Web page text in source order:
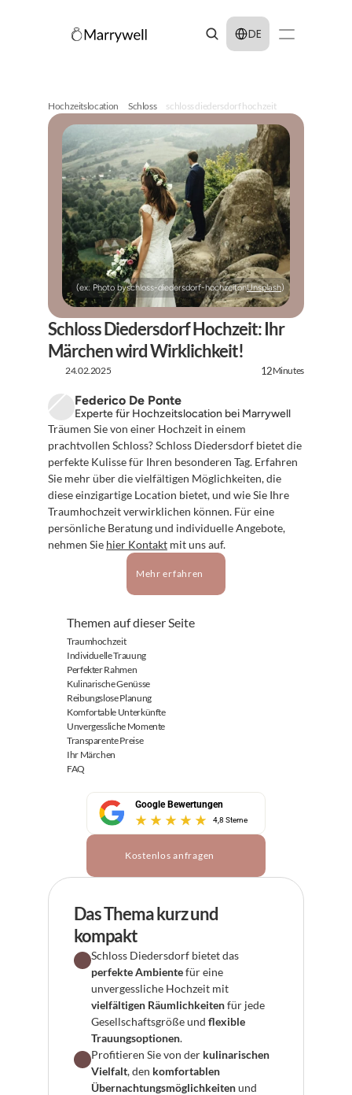
Select Language
DE
Hochzeitslocation Schloss schloss diedersdorf hochzeit
(ex: Photo byschloss-diedersdorf-hochzeitonUnsplash)
Schloss Diedersdorf Hochzeit: Ihr
Märchen wird Wirklichkeit!
24.02.2025 12Minutes
Federico De Ponte
Experte für Hochzeitslocation bei Marrywell
Träumen Sie von einer Hochzeit in einem
prachtvollen Schloss? Schloss Diedersdorf bietet die
perfekte Kulisse für Ihren besonderen Tag. Erfahren
Sie mehr über die vielfältigen Möglichkeiten, die
diese einzigartige Location bietet, und wie Sie Ihre
Traumhochzeit verwirklichen können. Für eine
persönliche Beratung und individuelle Angebote,
nehmen Sie hier Kontakt mit uns auf.
Mehr erfahren
Themen auf dieser Seite
Traumhochzeit
Individuelle Trauung
Perfekter Rahmen
Kulinarische Genüsse
Reibungslose Planung
Komfortable Unterkünfte
Unvergessliche Momente
Transparente Preise
Ihr Märchen
FAQ
Google Bewertungen
4,8 Sterne
Kostenlos anfragen
Das Thema kurz und
kompakt
perfekte Ambiente für eine
vielfältigen Räumlichkeiten für jede
Gesellschaftsgröße und flexible
Trauungsoptionen.
Profitieren Sie von der kulinarischen
Vielfalt, den komfortablen
Übernachtungsmöglichkeiten und